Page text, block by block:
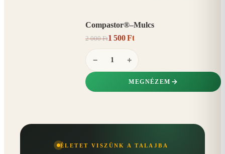
Compastor®–Mulcs
2 000 Ft1 500 Ft
− +
MEGNÉZEM
ÉLETET VISZÜNK A TALAJBA